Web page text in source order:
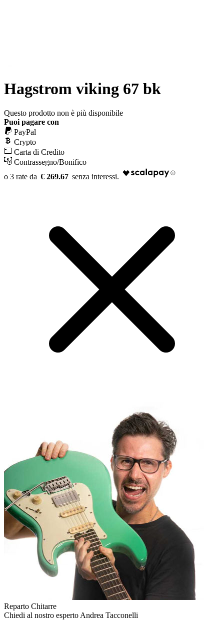
Hagstrom viking 67 bk
Questo prodotto non è più disponibile
Puoi pagare con
PayPal
Crypto
Carta di Credito
Contrassegno/Bonifico
€ 269.67
Reparto Chitarre
Chiedi al nostro espertoAndrea Tacconelli